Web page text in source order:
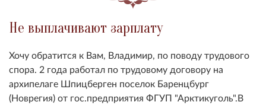
Не выплачивают зарплату
Хочу обратится к Вам, Владимир, по поводу трудового
спора. 2 года работал по трудовому договору на
архипелаге Шпицберген поселок Баренцбург
(Новрегия) от гос.предприятия ФГУП "Арктикуголь".В